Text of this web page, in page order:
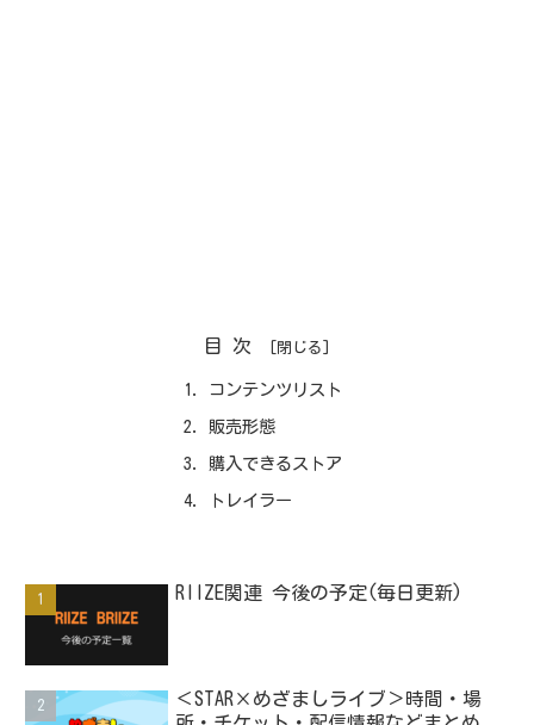
目次
コンテンツリスト
販売形態
購入できるストア
トレイラー
RIIZE関連 今後の予定(毎日更新)
＜STAR×めざましライブ＞時間・場